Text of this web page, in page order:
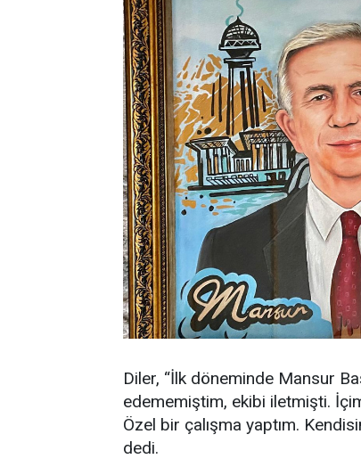
Diler, “İlk döneminde Mansur
edememiştim, ekibi iletmişti.
Özel bir çalışma yaptım.
dedi.